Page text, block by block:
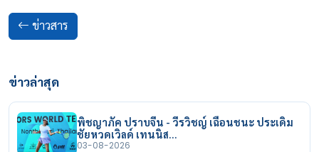
ข่าวสาร
ข่าวล่าสุด
พิชญาภัค ปราบจีน - วีรวิชญ์ เฉือนชนะ ประเดิม
ชัยหวดเวิลด์ เทนนิส…
03-08-2026